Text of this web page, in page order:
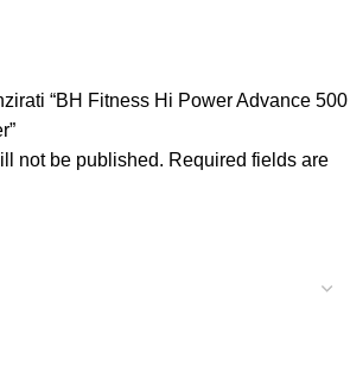
“BH Fitness Hi Power Advance 500
not be published. Required fields are